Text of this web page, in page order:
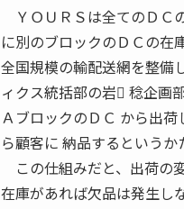
ＹＯＵＲＳは全てのＤＣ
に別のブロックのＤＣの在
全国規模の輸配送網を整備
ィクス統括部の岩 稔企
ＡブロックのＤＣ から出
ら顧客に 納品するというか
この仕組みだと、出荷の
在庫があれば欠品は発生し